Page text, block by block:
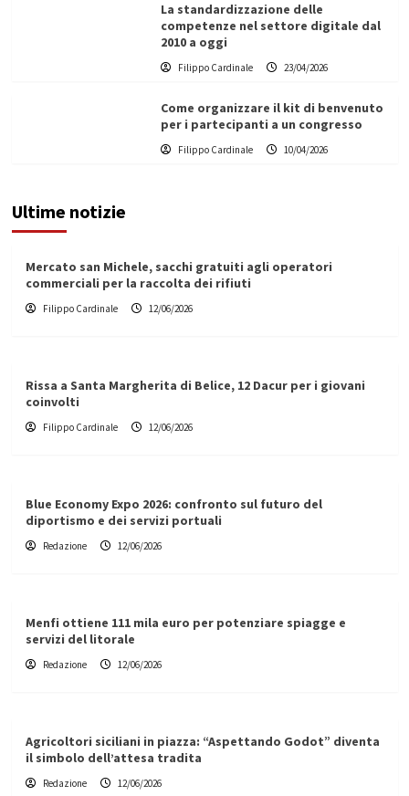
La standardizzazione delle
competenze nel settore digitale dal
2010 a oggi
Filippo Cardinale 23/04/2026
Come organizzare il kit di benvenuto
per i partecipanti a un congresso
Filippo Cardinale 10/04/2026
Ultime notizie
Mercato san Michele, sacchi gratuiti agli operatori
commerciali per la raccolta dei rifiuti
Filippo Cardinale 12/06/2026
Rissa a Santa Margherita di Belice, 12 Dacur per i giovani
coinvolti
Filippo Cardinale 12/06/2026
Blue Economy Expo 2026: confronto sul futuro del
diportismo e dei servizi portuali
Redazione 12/06/2026
Menfi ottiene 111 mila euro per potenziare spiagge e
servizi del litorale
Redazione 12/06/2026
Agricoltori siciliani in piazza: “Aspettando Godot” diventa
il simbolo dell’attesa tradita
Redazione 12/06/2026